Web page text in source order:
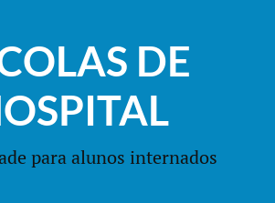
DE
para alunos internados